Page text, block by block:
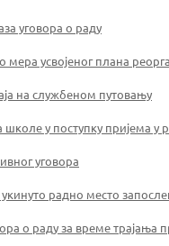
уговора о раду
усвојеног плана
на службеном путовању
у поступку пријема у
уговора
радно место
о раду за време трајања